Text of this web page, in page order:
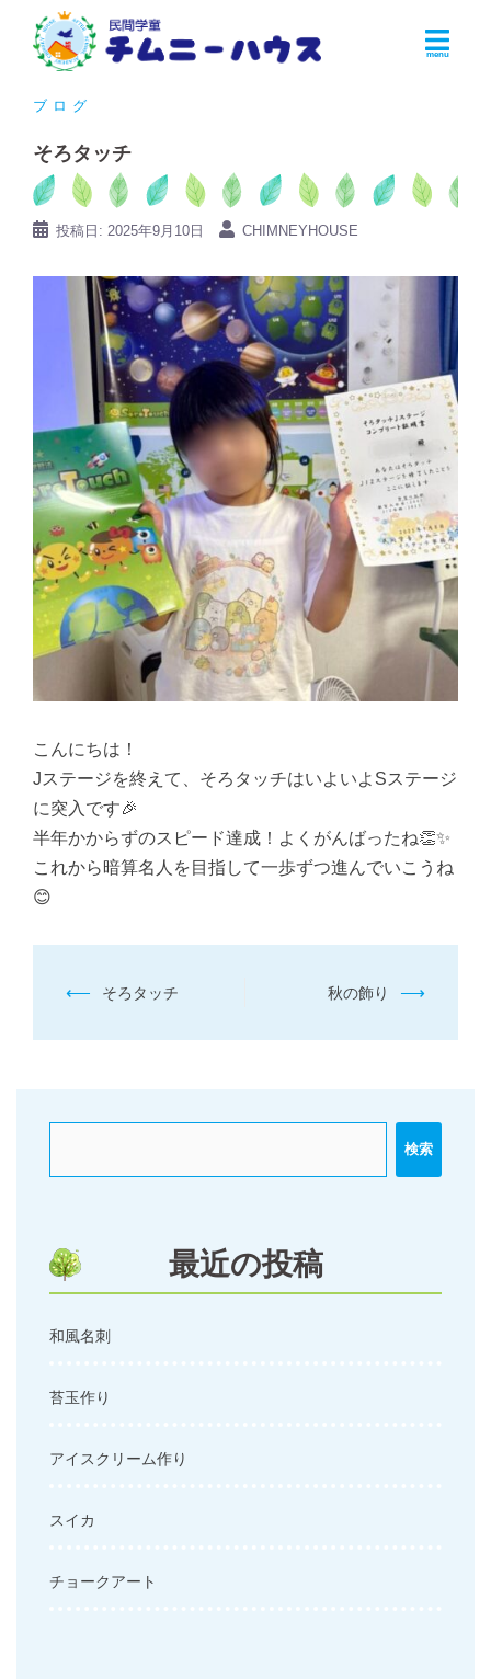
ブログ
そろタッチ
投稿日: 2025年9月10日 CHIMNEYHOUSE
こんにちは！
Jステージを終えて、そろタッチはいよいよSステージ
に突入です🎉
半年かからずのスピード達成！よくがんばったね👏✨
これから暗算名人を目指して一歩ずつ進んでいこうね
😊
投
ゲ
ン
⟵ そろタッチ 秋の飾り ⟶
検索
最近の投稿
和風名刺
苔玉作り
アイスクリーム作り
スイカ
チョークアート